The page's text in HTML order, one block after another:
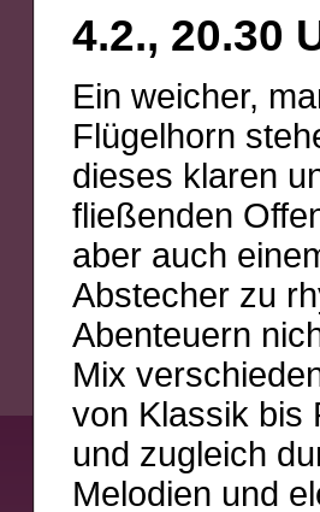
4.2., 20.30
Ein weicher,
Flügelhorn
dieses klaren
fließenden
aber auch
Abstecher zu
Abenteuern
Mix
von Klassik bis
und zugleich
Melodien und